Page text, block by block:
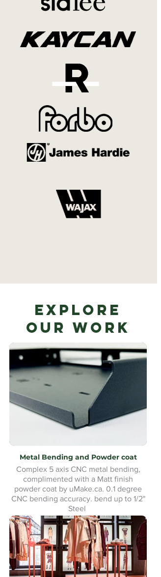
Explore
Our Work
Metal Bending and Powder coat
Complex 5 axis CNC metal bending,
complimented with a Matt finish
powder coat by uMake.ca. 0.1 degree
CNC bending accuracy. bend up to 1/2"
Steel